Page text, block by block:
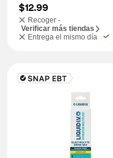
$12.99
Recoger -
Verificar más tiendas
Entrega el mismo día